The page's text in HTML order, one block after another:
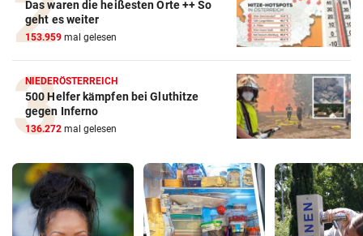
Das waren die heißesten Orte ++ So
geht es weiter
153.959 mal gelesen
NIEDERÖSTERREICH
500 Helfer kämpfen bei Gluthitze
gegen Inferno
136.272 mal gelesen